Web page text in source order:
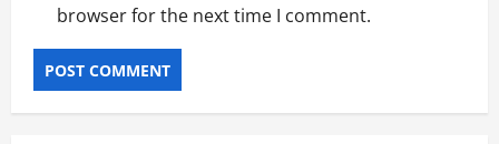
browser for the next time I comment.